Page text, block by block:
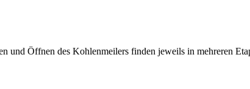
Öffnen des Kohlenmeilers finden jeweils in mehreren